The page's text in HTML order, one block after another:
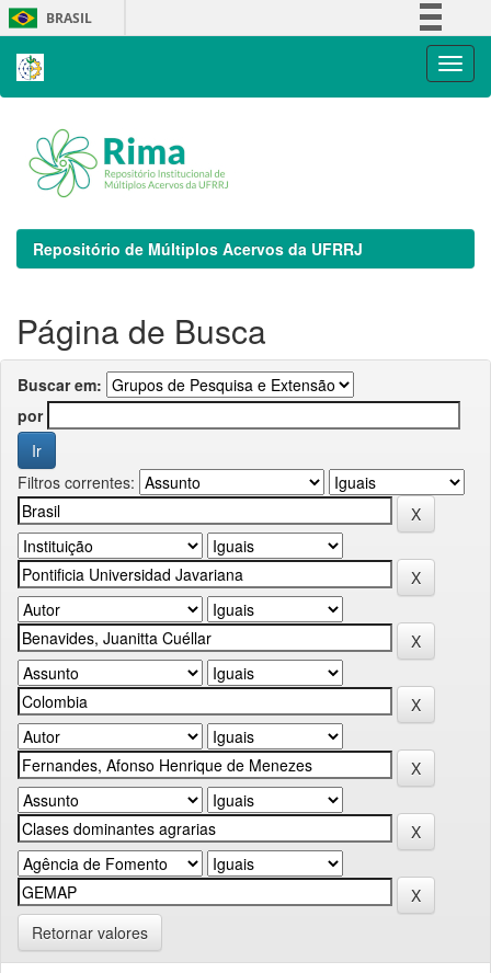
Skip
navigation
BRASIL
Repositório de Múltiplos Acervos da UFRRJ
Página de Busca
Buscar em:
por
Filtros correntes:
Retornar valores